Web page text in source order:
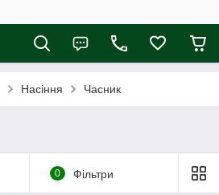
Насіння Часник
0 Фільтри